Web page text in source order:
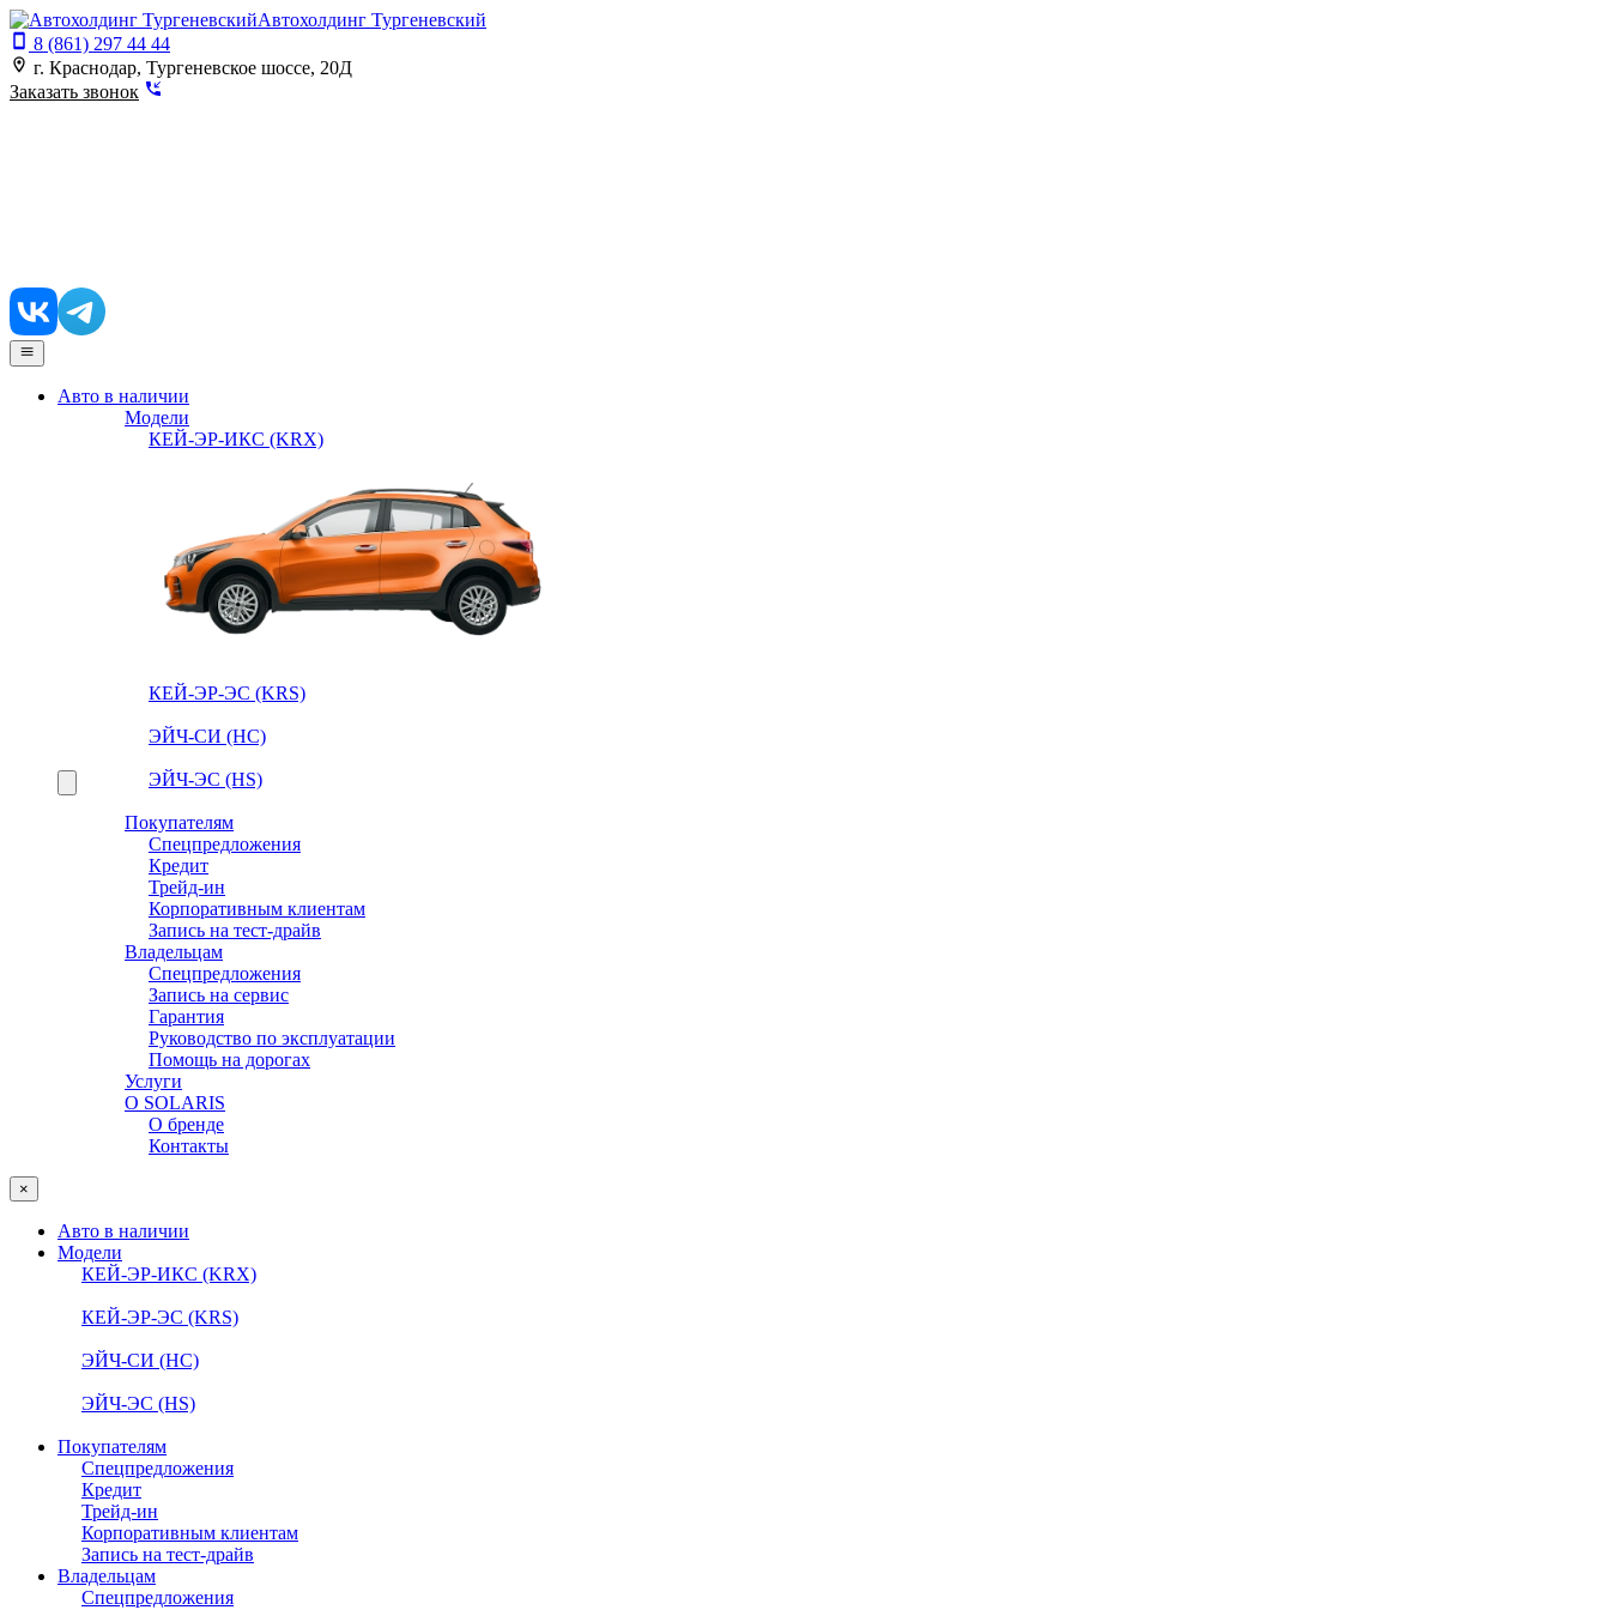
Автохолдинг Тургеневский
8 (861) 297 44 44
г. Краснодар, Тургеневское шоссе, 20Д
Заказать звонок
Авто в наличии
Модели
КЕЙ-ЭР-ИКС (KRX)
КЕЙ-ЭР-ЭС (KRS)
ЭЙЧ-СИ (HC)
ЭЙЧ-ЭС (HS)
Покупателям
Спецпредложения
Кредит
Трейд-ин
Корпоративным клиентам
Запись на тест-драйв
Владельцам
Спецпредложения
Запись на сервис
Гарантия
Руководство по эксплуатации
Помощь на дорогах
Услуги
О SOLARIS
О бренде
Контакты
×
Авто в наличии
Модели
КЕЙ-ЭР-ИКС (KRX)
КЕЙ-ЭР-ЭС (KRS)
ЭЙЧ-СИ (HC)
ЭЙЧ-ЭС (HS)
Покупателям
Спецпредложения
Кредит
Трейд-ин
Корпоративным клиентам
Запись на тест-драйв
Владельцам
Спецпредложения